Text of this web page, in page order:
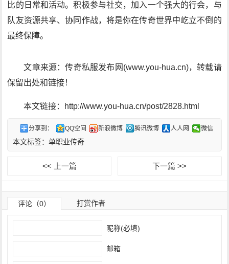
比的日常和活动。积极参与社交，加入一个强大的行会，与
队友资源共享、协同作战，将是你在传奇世界中屹立不倒的
最终保障。
文章来源：传奇私服发布网(www.you-hua.cn)，转载请
保留出处和链接！
本文链接：http://www.you-hua.cn/post/2828.html
分享到： QQ空间 新浪微博 腾讯微博 人人网 微信
本文标签：单职业传奇
<< 上一篇 下一篇 >>
评论（0） 打赏作者
昵称(必填)
邮箱